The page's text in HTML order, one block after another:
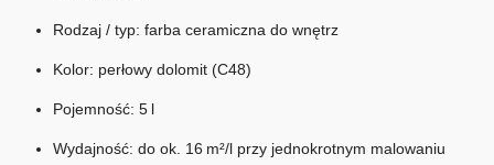
Rodzaj / typ: farba ceramiczna do wnętrz
Kolor: perłowy dolomit (C48)
Pojemność: 5 l
Wydajność: do ok. 16 m²/l przy jednokrotnym malowaniu